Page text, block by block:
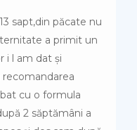
sapt,din păcate nu
a primit un
i l am dat și
recomandarea
cu o formula
2 săptămâni a